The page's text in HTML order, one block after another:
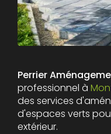
Perrier
professionnel à
des services
d'espaces verts
extérieur.